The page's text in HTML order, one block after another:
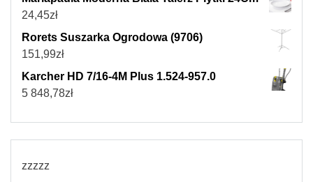
24,45zł
Rorets Suszarka Ogrodowa (9706)
151,99zł
Karcher HD 7/16-4M Plus 1.524-957.0
5 848,78zł
zzzzz